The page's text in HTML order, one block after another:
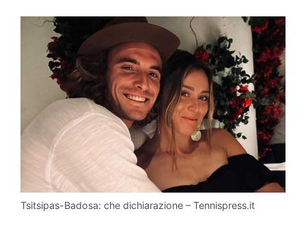
Tsitsipas-Badosa: che dichiarazione – Tennispress.it